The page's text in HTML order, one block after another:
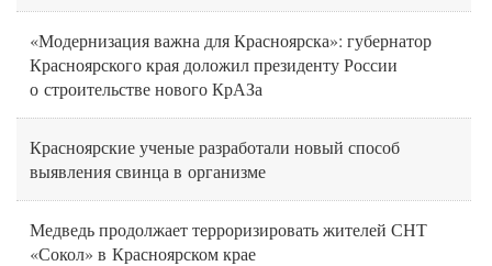
«Модернизация важна для Красноярска»: губернатор
Красноярского края доложил президенту России
о строительстве нового КрАЗа
Красноярские ученые разработали новый способ
выявления свинца в организме
Медведь продолжает терроризировать жителей СНТ
«Сокол» в Красноярском крае